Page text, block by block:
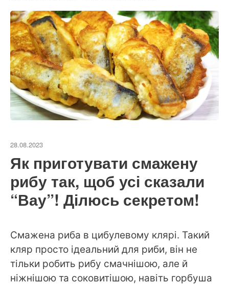
28.08.2023
Як приготувати смажену
рибу так, щоб усі сказали
“Вау”! Ділюсь секретом!
Смажена риба в цибулевому клярі. Такий
кляр просто ідеальний для риби, він не
тільки робить рибу смачнішою, але й
ніжнішою та соковитішою, навіть горбуша